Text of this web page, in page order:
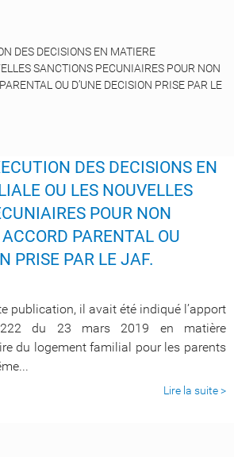
DES DECISIONS EN
OU LES NOUVELLES
POUR NON
ACCORD PARENTAL OU
PRISE PAR LE JAF.
publication, il avait été indiqué l’apport
du 23 mars 2019 en matière
du logement familial pour les parents
Lire la suite >